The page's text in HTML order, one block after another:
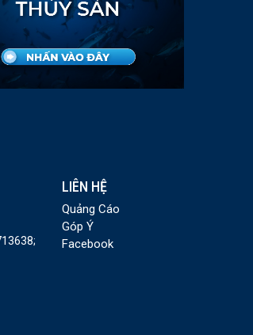
LIÊN HỆ
Quảng Cáo
Góp Ý
Facebook